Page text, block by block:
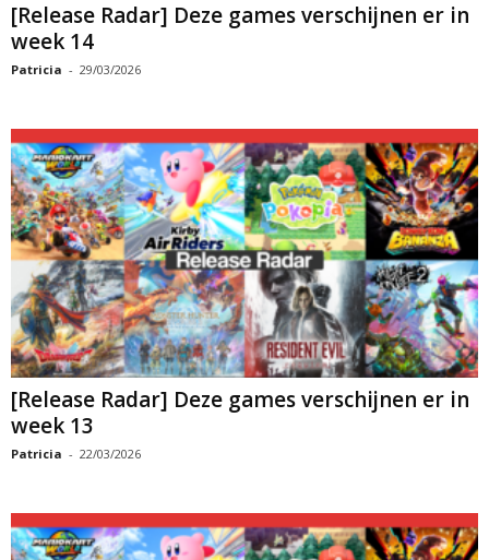
[Release Radar] Deze games verschijnen er in
week 14
Patricia - 29/03/2026
[Release Radar] Deze games verschijnen er in
week 13
Patricia - 22/03/2026